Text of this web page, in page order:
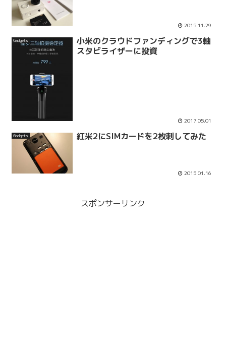
2015.11.29
Gadgets
小米のクラウドファンディングで3軸
スタビライザーに投資
2017.05.01
Gadgets 紅米2にSIMカードを2枚刺してみた
2015.01.16
スポンサーリンク